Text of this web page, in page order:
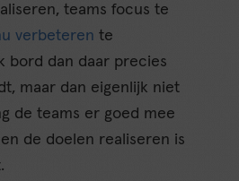
teams focus te
verbeteren te
bord dan daar precies
maar dan eigenlijk niet
de teams er goed mee
de doelen realiseren is